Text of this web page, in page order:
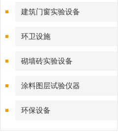
建筑门窗实验设备
环卫设施
砌墙砖实验设备
涂料图层试验仪器
环保设备